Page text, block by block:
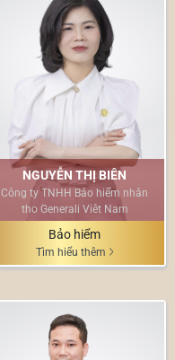
NGUYỄN THỊ BIÊN
Công ty TNHH Bảo hiểm nhân
thọ Generali Việt Nam
Bảo hiểm
Tìm hiểu thêm